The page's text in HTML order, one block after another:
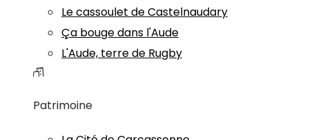
Le cassoulet de Castelnaudary
Ça bouge dans l'Aude
L'Aude, terre de Rugby
Patrimoine